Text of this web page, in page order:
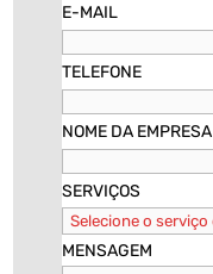
E-MAIL
TELEFONE
NOME DA EMPRESA
SERVIÇOS
MENSAGEM